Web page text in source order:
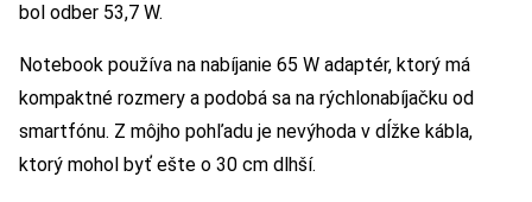
bol odber 53,7 W.
Notebook používa na nabíjanie 65 W adaptér, ktorý má
kompaktné rozmery a podobá sa na rýchlonabíjačku od
smartfónu. Z môjho pohľadu je nevýhoda v dĺžke kábla,
ktorý mohol byť ešte o 30 cm dlhší.